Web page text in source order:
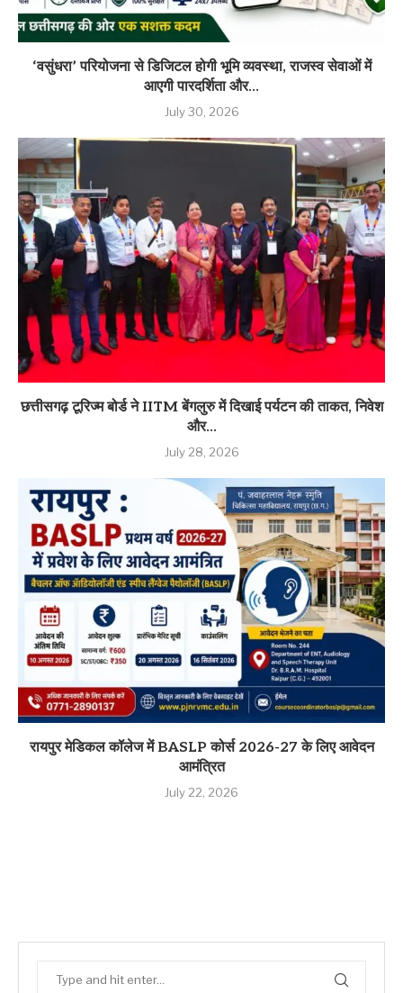
‘वसुंधरा’ परियोजना से डिजिटल होगी भूमि व्यवस्था, राजस्व सेवाओं में
आएगी पारदर्शिता और...
July 30, 2026
छत्तीसगढ़ टूरिज्म बोर्ड ने IITM बेंगलुरु में दिखाई पर्यटन की ताकत, निवेश
और...
July 28, 2026
रायपुर मेडिकल कॉलेज में BASLP कोर्स 2026-27 के लिए आवेदन
आमंत्रित
July 22, 2026